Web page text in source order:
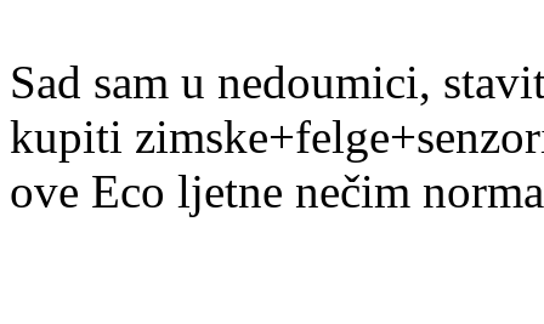
Sad sam u nedoumici,
kupiti
ove Eco ljetne nečim